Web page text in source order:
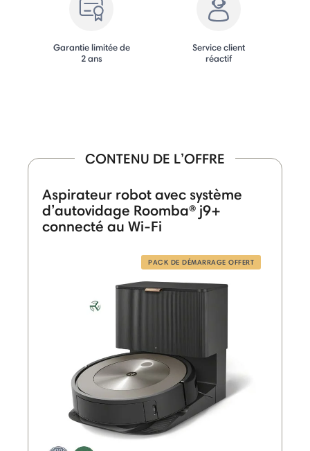
Garantie limitée de
2 ans
Service client
réactif
CONTENU DE L’OFFRE
Aspirateur robot avec système
d’autovidage Roomba® j9+
connecté au Wi-Fi
PACK DE DÉMARRAGE OFFERT